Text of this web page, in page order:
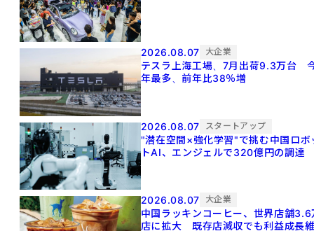
2026.08.07 大企業
テスラ上海工場、7月出荷9.3万台
年最多、前年比38％増
2026.08.07 スタートアップ
"潜在空間×強化学習"で挑む中国ロボ
トAI、エンジェルで320億円の調達
2026.08.07 大企業
中国ラッキンコーヒー、世界店舗3.6
店に拡大 既存店減収でも利益成長